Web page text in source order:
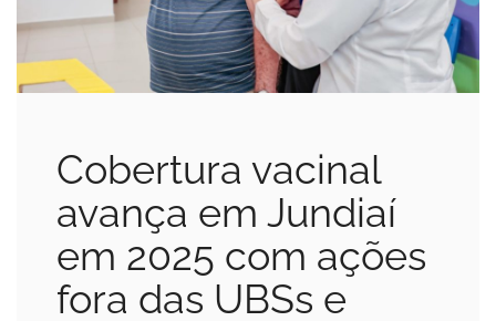
Cobertura vacinal
avança em Jundiaí
em 2025 com ações
fora das UBSs e